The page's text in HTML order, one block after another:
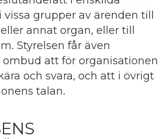
vissa grupper av ärenden till
annat organ, eller till
Styrelsen får även
att för organisationen
och svara, och att i övrigt
talan.